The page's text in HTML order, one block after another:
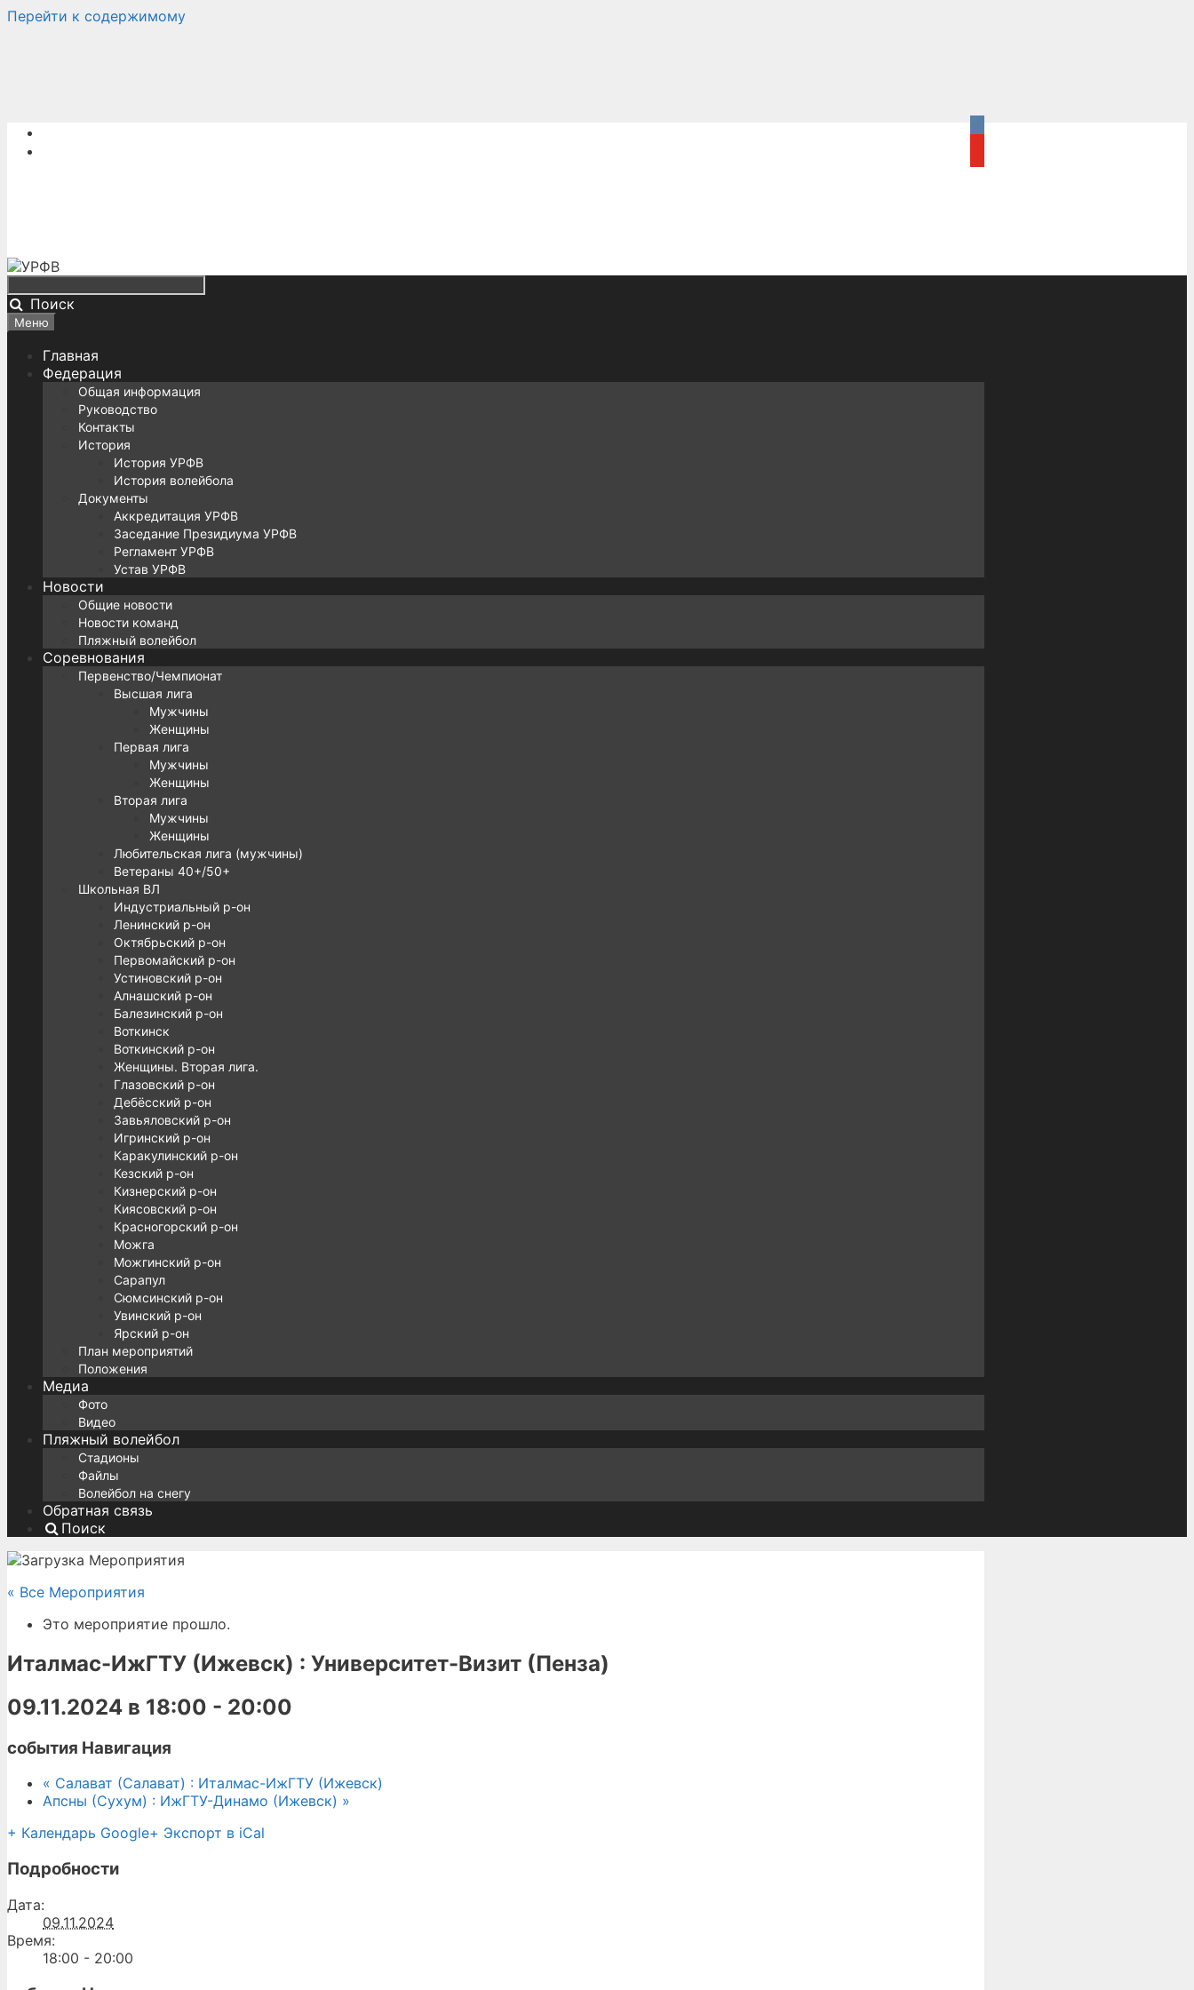
Перейти к содержимому
Поиск
Меню
Главная
Федерация
Общая информация
Руководство
Контакты
История
История УРФВ
История волейбола
Документы
Аккредитация УРФВ
Заседание Президиума УРФВ
Регламент УРФВ
Устав УРФВ
Новости
Общие новости
Новости команд
Пляжный волейбол
Соревнования
Первенство/Чемпионат
Высшая лига
Мужчины
Женщины
Первая лига
Мужчины
Женщины
Вторая лига
Мужчины
Женщины
Любительская лига (мужчины)
Ветераны 40+/50+
Школьная ВЛ
Индустриальный р-он
Ленинский р-он
Октябрьский р-он
Первомайский р-он
Устиновский р-он
Алнашский р-он
Балезинский р-он
Воткинск
Воткинский р-он
Женщины. Вторая лига.
Глазовский р-он
Дебёсский р-он
Завьяловский р-он
Игринский р-он
Каракулинский р-он
Кезский р-он
Кизнерский р-он
Киясовский р-он
Красногорский р-он
Можга
Можгинский р-он
Сарапул
Сюмсинский р-он
Увинский р-он
Ярский р-он
План мероприятий
Положения
Медиа
Фото
Видео
Пляжный волейбол
Стадионы
Файлы
Волейбол на снегу
Обратная связь
Поиск
« Все Мероприятия
Это мероприятие прошло.
Италмас-ИжГТУ (Ижевск) : Университет-Визит (Пенза)
09.11.2024 в 18:00 - 20:00
события Навигация
« Салават (Салават) : Италмас-ИжГТУ (Ижевск)
Апсны (Сухум) : ИжГТУ-Динамо (Ижевск) »
+ Календарь Google+ Экспорт в iCal
Подробности
Дата:
09.11.2024
Время:
18:00 - 20:00